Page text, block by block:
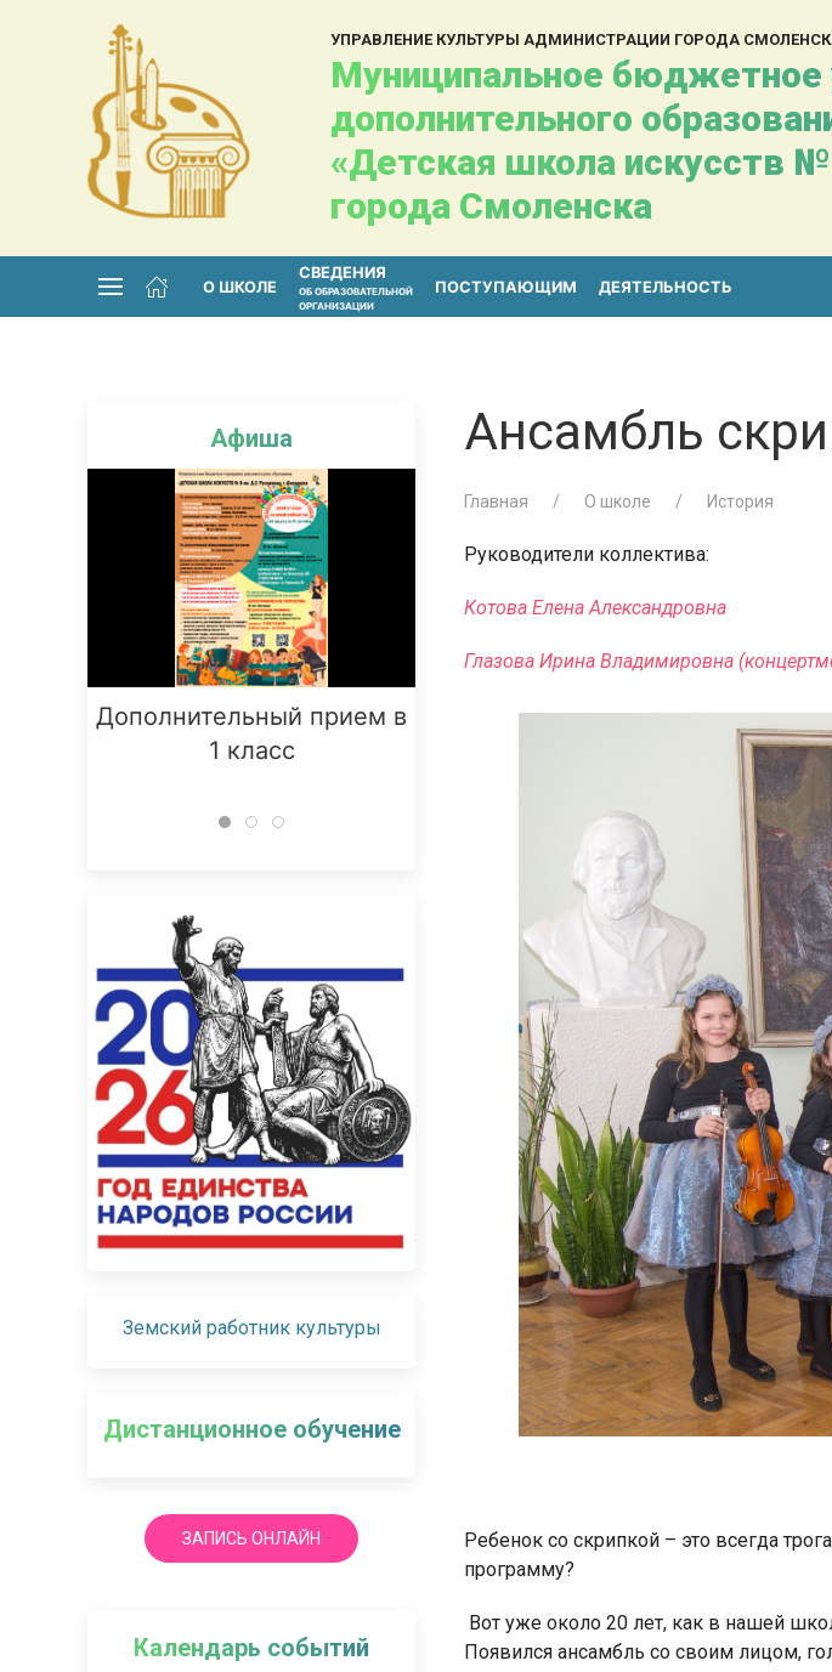
УПРАВЛЕНИЕ КУЛЬТУРЫ АДМИНИСТРАЦИИ ГОРОДА
Муниципальное
дополнительного
«Детская школа искусств
города Смоленска
О ШКОЛЕ
СВЕДЕНИЯ
ОБ ОБРАЗОВАТЕЛЬНОЙ
ОРГАНИЗАЦИИ
ПОСТУПАЮЩИМ ДЕЯТЕЛЬНОСТЬ
Афиша
Дополнительный прием в
1 класс
Занятия для детей 4-6 лет
Земский работник культуры
Дистанционное обучение
ЗАПИСЬ ОНЛАЙН
Календарь событий
Ансамбль
Главная О школе История
Руководители коллектива:
Котова Елена Александровна
Глазова Ирина Владимировна
Ребенок со скрипкой – это всегда
программу?
Вот уже около 20 лет, как в нашей
Появился ансамбль со своим лицом,